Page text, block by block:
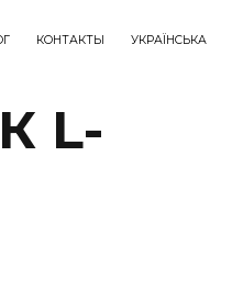
КОНТАКТЫ УКРАЇНСЬКА
L-